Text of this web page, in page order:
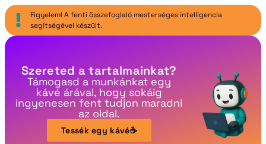
Figyelem! A fenti összefoglaló mesterséges intelligencia
segítségével készült.
Szereted a tartalmainkat?
Támogasd a munkánkat egy
kávé árával, hogy sokáig
ingyenesen fent tudjon maradni
az oldal.
Tessék egy kávé☕